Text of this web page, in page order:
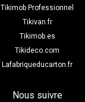
Tikimob Professionnel
Tikivan.fr
Tikimob.es
Tikideco.com
Lafabriqueducarton.fr
Nous suivre